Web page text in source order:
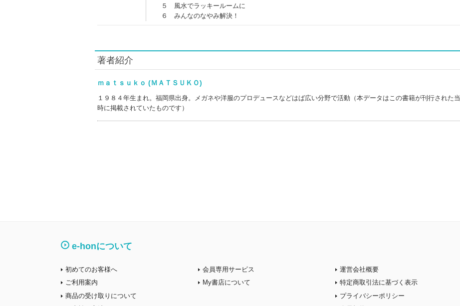
５ 風水でラッキールームに
６ みんなのなやみ解決！
著者紹介
ｍａｔｓｕｋｏ (ＭＡＴＳＵＫＯ)
１９８４年生まれ。福岡県出身。メガネや洋服のプロデュースなどはば広い分野で活動（本データはこの書籍が刊行された当
時に掲載されていたものです）
e-honについて
初めてのお客様へ
ご利用案内
商品の受け取りについて
会員専用サービス
My書店について
運営会社概要
特定商取引法に基づく表示
プライバシーポリシー